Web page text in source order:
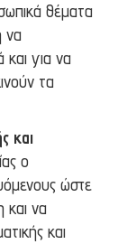
θέματα
να
για να
τα
και
ο
ώστε
και να
και